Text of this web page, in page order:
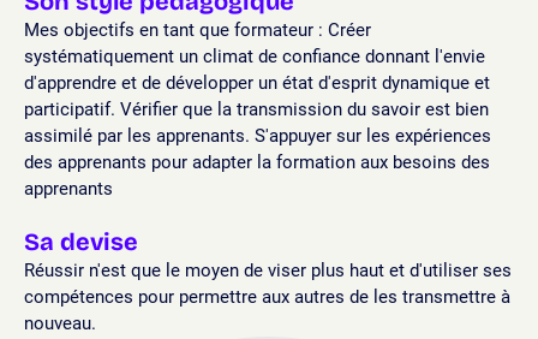
Mes objectifs en tant que formateur : Créer
systématiquement un climat de confiance donnant l'envie
d'apprendre et de développer un état d'esprit dynamique et
participatif. Vérifier que la transmission du savoir est bien
assimilé par les apprenants. S'appuyer sur les expériences
des apprenants pour adapter la formation aux besoins des
apprenants
Sa devise
Réussir n'est que le moyen de viser plus haut et d'utiliser ses
compétences pour permettre aux autres de les transmettre à
nouveau.